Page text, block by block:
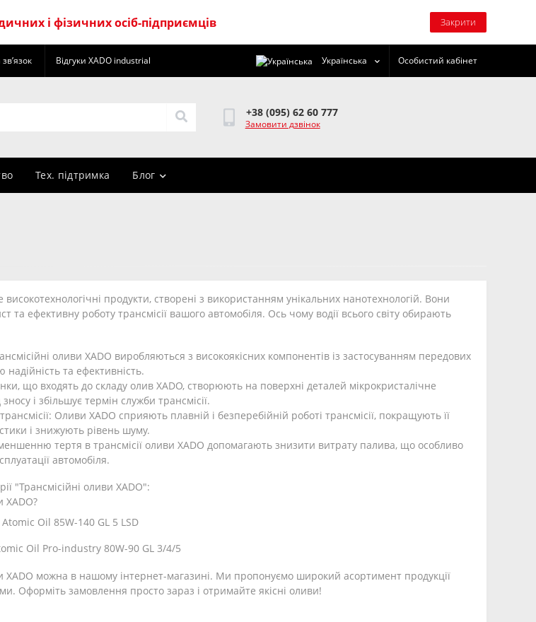
і фізичних осіб-підприємців Закрити
Відгуки XADO industrial Українська Особистий кабінет
+38 (095) 62 60 777
Замовити дзвінок
Тех. підтримка Блог
високотехнологічні продукти, створені з використанням унікальних нанотехнологій. Вони
та ефективну роботу трансмісії вашого автомобіля. Ось чому водії всього світу обирають
оливи XADO виробляються з високоякісних компонентів із застосуванням передових
надійність та ефективність.
що входять до складу олив XADO, створюють на поверхні деталей мікрокристалічне
і збільшує термін служби трансмісії.
: Оливи XADO сприяють плавній і безперебійній роботі трансмісії, покращують її
і знижують рівень шуму.
тертя в трансмісії оливи XADO допомагають знизити витрату палива, що особливо
автомобіля.
"Трансмісійні оливи XADO":
XADO?
Oil 85W-140 GL 5 LSD
Oil Pro-industry 80W-90 GL 3/4/5
XADO можна в нашому інтернет-магазині. Ми пропонуємо широкий асортимент продукції
Оформіть замовлення просто зараз і отримайте якісні оливи!